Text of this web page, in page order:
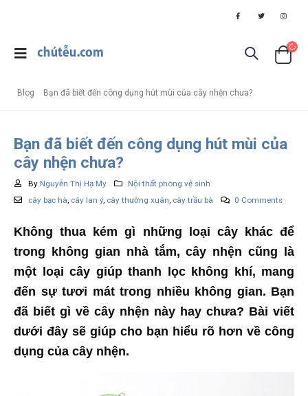
Blog Bạn đã biết đến công dụng hút mùi của cây nhện chưa?
Bạn đã biết đến công dụng hút mùi của
cây nhện chưa?
By Nguyễn Thị Hạ My
Nội thất phòng vệ sinh
cây bạc hà, cây lan ý, cây thường xuân, cây trầu bà 0 Comments
Không thua kém gì những loại cây khác để
trong không gian nhà tắm, cây nhện cũng là
một loại cây giúp thanh lọc không khí, mang
đến sự tươi mát trong nhiều không gian. Bạn
đã biết gì về cây nhện này hay chưa? Bài viết
dưới đây sẽ giúp cho bạn hiểu rõ hơn về công
dụng của cây nhện.